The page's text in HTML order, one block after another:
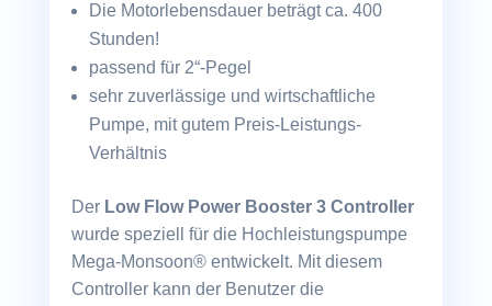
Die Motorlebensdauer beträgt ca. 400
Stunden!
passend für 2“-Pegel
sehr zuverlässige und wirtschaftliche
Pumpe, mit gutem Preis-Leistungs-
Verhältnis
Der Low Flow Power Booster 3 Controller
wurde speziell für die Hochleistungs­pumpe
Mega-Monsoon® entwickelt. Mit diesem
Controller kann der Benutzer die